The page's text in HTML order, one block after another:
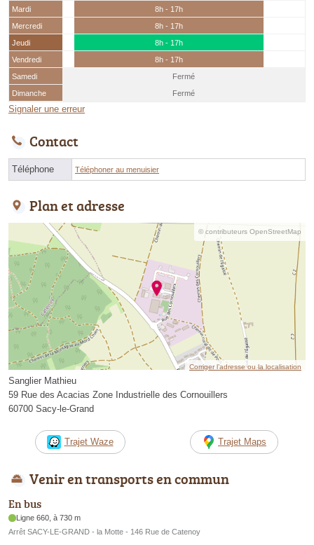
Mardi
8h - 17h
Mercredi
8h - 17h
Jeudi
8h - 17h
Vendredi
8h - 17h
Samedi
Fermé
Dimanche
Fermé
Signaler une erreur
Contact
Téléphone Téléphoner au menuisier
Plan et adresse
© contributeurs OpenStreetMap
Corriger l’adresse ou la localisation
Sanglier Mathieu
59 Rue des Acacias Zone Industrielle des Cornouillers
60700 Sacy-le-Grand
Trajet Waze Trajet Maps
Venir en transports en commun
En bus
Ligne 660, à 730 m
Arrêt SACY-LE-GRAND - la Motte - 146 Rue de Catenoy